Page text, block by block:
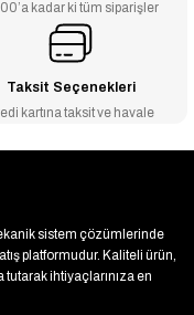
kadar ki tüm siparişler
Taksit Seçenekleri
kartına taksit ve havale
sistem çözümlerinde
platformudur. Kaliteli ürün,
ihtiyaçlarınıza en